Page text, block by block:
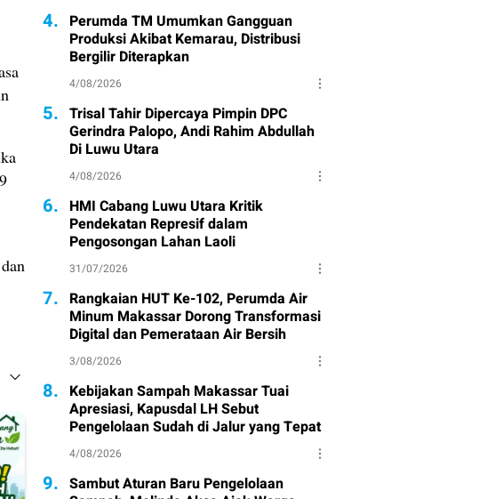
4. Perumda TM Umumkan Gangguan
Produksi Akibat Kemarau, Distribusi
Bergilir Diterapkan
4/08/2026
5. Trisal Tahir Dipercaya Pimpin DPC
Gerindra Palopo, Andi Rahim Abdullah
Di Luwu Utara
4/08/2026
6. HMI Cabang Luwu Utara Kritik
Pendekatan Represif dalam
Pengosongan Lahan Laoli
31/07/2026
7. Rangkaian HUT Ke-102, Perumda Air
Minum Makassar Dorong Transformasi
Digital dan Pemerataan Air Bersih
3/08/2026
8. Kebijakan Sampah Makassar Tuai
Apresiasi, Kapusdal LH Sebut
Pengelolaan Sudah di Jalur yang Tepat
4/08/2026
9. Sambut Aturan Baru Pengelolaan